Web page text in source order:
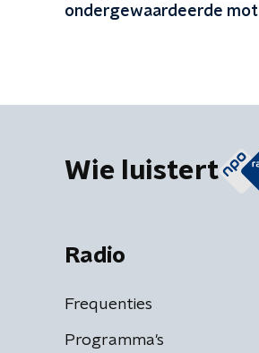
ondergewaardeerde mot
Wie luistert
Radio
Frequenties
Programma's